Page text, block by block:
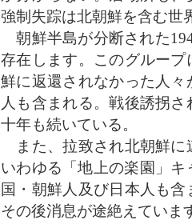
強制失踪は北朝鮮を含む世
朝鮮半島が分断された
存在します。このグルー
鮮に返還されなかった人
人も含まれる。戦後誘拐
十年も続いている。
また、拉致され北朝鮮に
いわゆる「地上の楽園」
国・朝鮮人及び日本人も
その後消息が途絶えていま